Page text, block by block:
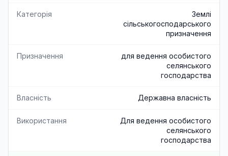
Категорія
Землі
сільськогосподарського
призначення
Призначення
для ведення особистого
селянського
господарства
Власність Державна власність
Використання
Для ведення особистого
селянського
господарства